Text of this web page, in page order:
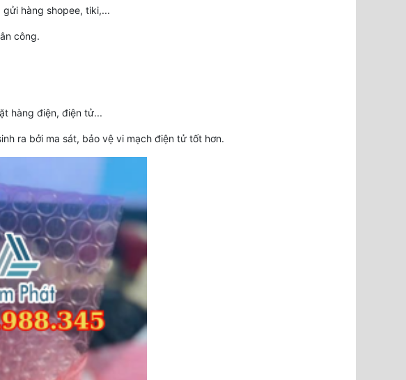
gửi hàng shopee, tiki,...
công.
hàng điện, điện tử...
ra bởi ma sát, bảo vệ vi mạch điện tử tốt hơn.